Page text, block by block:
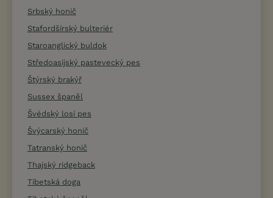
Srbský honič
Stafordšírský bulteriér
Staroanglický buldok
Středoasijský pastevecký pes
Štýrský brakýř
Sussex španěl
Švédský losí pes
Švýcarský honič
Tatranský honič
Thajský ridgeback
Tibetská doga